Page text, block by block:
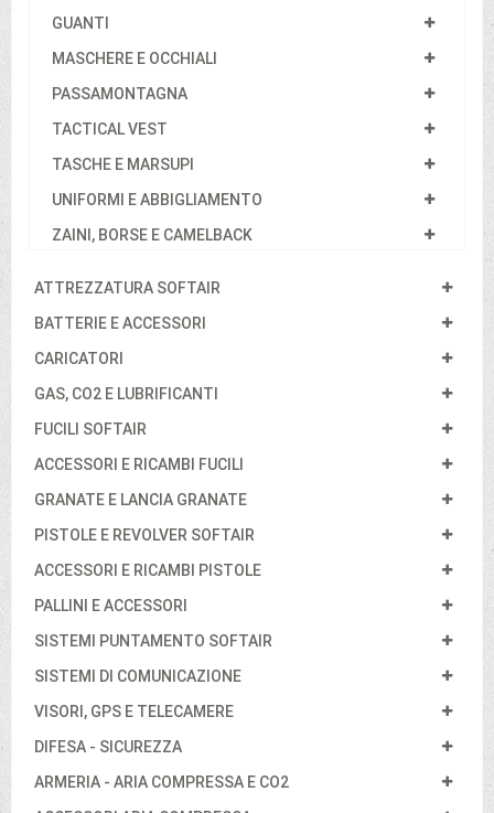
GUANTI
MASCHERE E OCCHIALI
PASSAMONTAGNA
TACTICAL VEST
TASCHE E MARSUPI
UNIFORMI E ABBIGLIAMENTO
ZAINI, BORSE E CAMELBACK
ATTREZZATURA SOFTAIR
BATTERIE E ACCESSORI
CARICATORI
GAS, CO2 E LUBRIFICANTI
FUCILI SOFTAIR
ACCESSORI E RICAMBI FUCILI
GRANATE E LANCIA GRANATE
PISTOLE E REVOLVER SOFTAIR
ACCESSORI E RICAMBI PISTOLE
PALLINI E ACCESSORI
SISTEMI PUNTAMENTO SOFTAIR
SISTEMI DI COMUNICAZIONE
VISORI, GPS E TELECAMERE
DIFESA - SICUREZZA
ARMERIA - ARIA COMPRESSA E CO2